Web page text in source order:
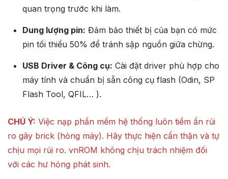
quan trọng trước khi làm.
Dung lượng pin: Đảm bảo thiết bị của bạn có mức
pin tối thiểu 50% để tránh sập nguồn giữa chừng.
USB Driver & Công cụ: Cài đặt driver phù hợp cho
máy tính và chuẩn bị sẵn công cụ flash (Odin, SP
Flash Tool, QFIL… ).
CHÚ Ý: Việc nạp phần mềm hệ thống luôn tiềm ẩn rủi
ro gây brick (hỏng máy). Hãy thực hiện cẩn thận và tự
chịu mọi rủi ro. vnROM không chịu trách nhiệm đối
với các hư hỏng phát sinh.